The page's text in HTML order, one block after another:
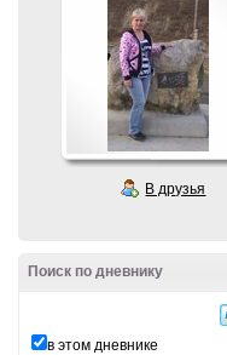
В друзья
Поиск по дневнику
в этом дневнике